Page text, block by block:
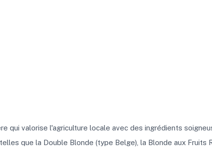
qui valorise l'agriculture locale avec des ingrédients
que la Double Blonde (type Belge), la Blonde aux Fruits